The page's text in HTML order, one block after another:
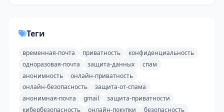
Теги
временная-почта приватность
конфиденциальность
одноразовая-почта
защита-данных
спам
анонимность
онлайн-приватность
онлайн-безопасность
защита-от-спама
анонимная-почта
gmail
защита-приватности
кибербезопасность
онлайн-покупки
безопасность